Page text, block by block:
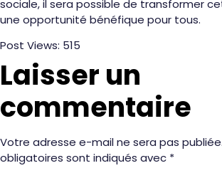
sociale, il sera possible de transformer
une opportunité bénéfique pour tous.
Post Views: 515
Laisser un
commentaire
Votre adresse e-mail ne sera pas publiée.
obligatoires sont indiqués avec *